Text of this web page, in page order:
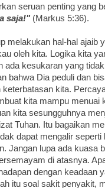
seruan penting yang
saja!"(Markus 5:36).
melakukan hal-hal ajaib
oleh kita. Logika kita
ada kesukaran yang
bahwa Dia peduli dan
keterbatasan kita.
kita mampu menuai
kita sesungguhnya
Tuhan. Itu bagaikan
dapat mengalir
Jangan lupa ada kuasa
di atasnya.
dengan keadaan
itu soal sakit penyakit,